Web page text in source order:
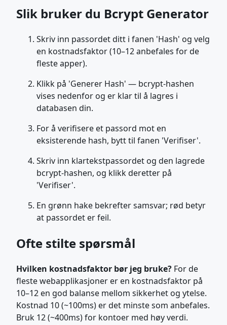
Slik bruker du Bcrypt Generator
Skriv inn passordet ditt i fanen 'Hash' og velg
en kostnadsfaktor (10–12 anbefales for de
fleste apper).
Klikk på 'Generer Hash' — bcrypt-hashen
vises nedenfor og er klar til å lagres i
databasen din.
For å verifisere et passord mot en
eksisterende hash, bytt til fanen 'Verifiser'.
Skriv inn klartekstpassordet og den lagrede
bcrypt-hashen, og klikk deretter på
'Verifiser'.
En grønn hake bekrefter samsvar; rød betyr
at passordet er feil.
Ofte stilte spørsmål
Hvilken kostnadsfaktor bør jeg bruke? For de
fleste webapplikasjoner er en kostnadsfaktor på
10–12 en god balanse mellom sikkerhet og ytelse.
Kostnad 10 (~100ms) er det minste som anbefales.
Bruk 12 (~400ms) for kontoer med høy verdi.